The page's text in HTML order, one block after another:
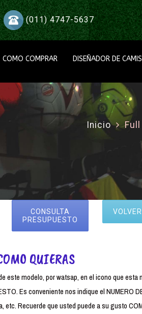
(011) 4747-5637
COMO COMPRAR DISEÑADOR DE
Inicio
CONSULTA
PRESUPUESTO
VOLVER
QUIERAS
este modelo, por watsap, en el icono que esta
Es conveniente nos indique el NUMERO
etc. Recuerde que usted puede a su gusto